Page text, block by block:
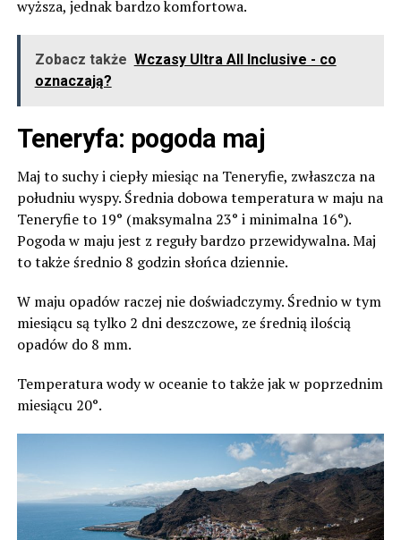
wyższa, jednak bardzo komfortowa.
Zobacz także Wczasy Ultra All Inclusive - co
oznaczają?
Teneryfa: pogoda maj
Maj to suchy i ciepły miesiąc na Teneryfie, zwłaszcza na
południu wyspy. Średnia dobowa temperatura w maju na
Teneryfie to 19° (maksymalna 23° i minimalna 16°).
Pogoda w maju jest z reguły bardzo przewidywalna. Maj
to także średnio 8 godzin słońca dziennie.
W maju opadów raczej nie doświadczymy. Średnio w tym
miesiącu są tylko 2 dni deszczowe, ze średnią ilością
opadów do 8 mm.
Temperatura wody w oceanie to także jak w poprzednim
miesiącu 20°.